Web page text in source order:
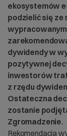
ekosystemów
podzielić się ze
wypracowanym
dywidendy w
pozytywnej
inwestorów trafi
z rzędu
Ostateczna
zostanie
Zgromadzenie.
Rekomendacja